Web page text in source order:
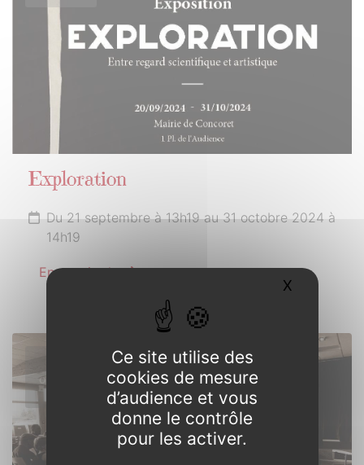
Exploration
Du 21 septembre à 13h19 au 31 octobre 2024 à
14h19
En savoir plus
OCTOBRE
Ce site utilise des
cookies de mesure
d’audience et vous
donne le contrôle
pour les activer.
X Masquer